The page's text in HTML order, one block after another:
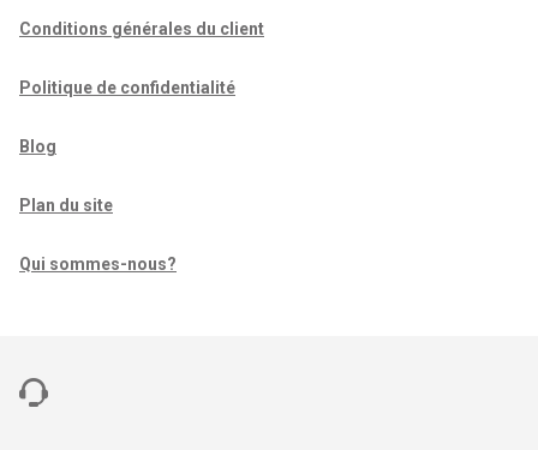
Conditions générales du client
Politique de confidentialité
Blog
Plan du site
Qui sommes-nous?